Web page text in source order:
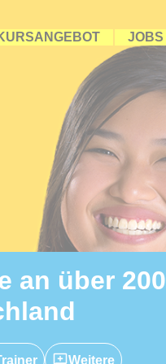
JOBS
an über 200
Weitere